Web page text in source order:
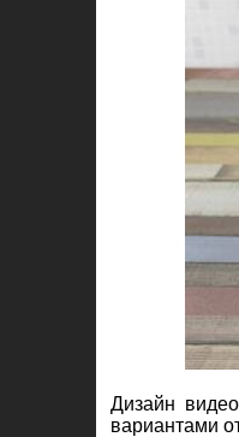
Дизайн
вариантами